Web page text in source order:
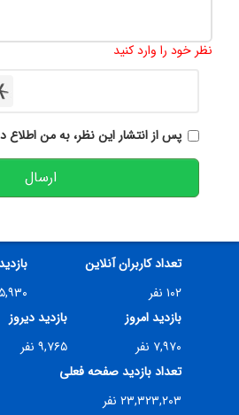
نظر خود را وارد کنید
پس از انتشار این نظر، به من اطلاع
ارسال
تعداد کاربران آنلاین
۱۰۲ نفر
بازدید امروز
۷,۹۷۰ نفر
بازدید دیروز
۹,۷۶۵ نفر
تعداد بازدید صفحه فعلی
۲۳,۳۲۳,۲۰۳ نفر